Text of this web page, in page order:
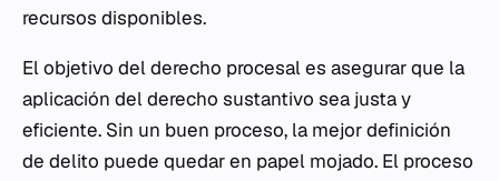
recursos disponibles.
El objetivo del derecho procesal es asegurar que la
aplicación del derecho sustantivo sea justa y
eficiente. Sin un buen proceso, la mejor definición
de delito puede quedar en papel mojado. El proceso